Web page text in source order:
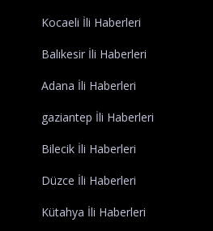
Kocaeli İli Haberleri
Balıkesir İli Haberleri
Adana İli Haberleri
gaziantep İli Haberleri
Bilecik İli Haberleri
Düzce İli Haberleri
Kütahya İli Haberleri